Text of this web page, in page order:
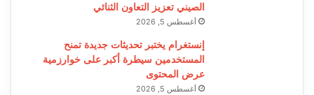
الصيني تعزيز التعاون الثنائي
أغسطس 5, 2026
إنستغرام يختبر تحديثات جديدة تمنح
المستخدمين سيطرة أكبر على خوارزمية
عرض المحتوى
أغسطس 5, 2026